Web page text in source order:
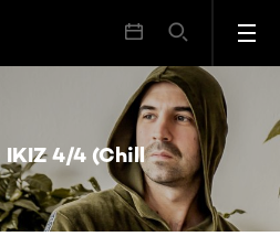
IKIZ 4/4 (Chill
- IKIZ 4/4 (Chill Set)